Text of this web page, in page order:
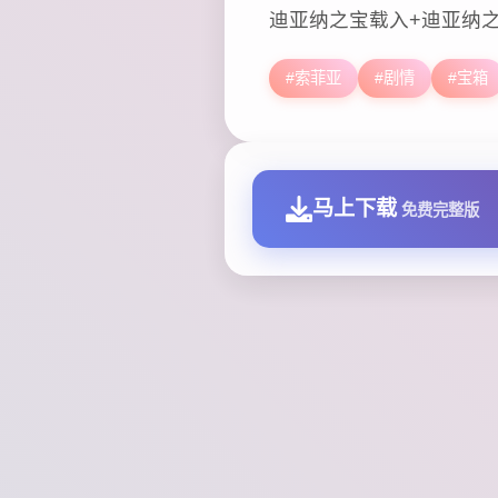
迪亚纳之宝载入+迪亚纳
#索菲亚 #剧情 #宝箱
马上下载 免费完整版